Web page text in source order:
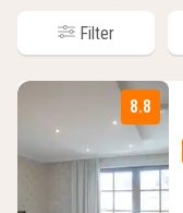
Filter
8.8